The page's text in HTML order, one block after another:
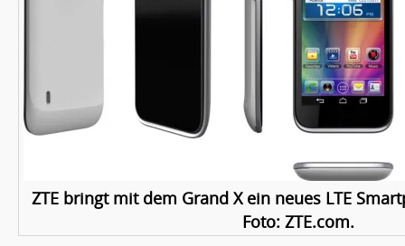
ZTE bringt mit dem Grand X ein neues LTE
Foto: ZTE.com.